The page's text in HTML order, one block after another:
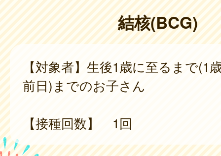
結核(BCG)
【対象者】生後1歳に至るまで(1
前日)までのお子さん
【接種回数】 1回